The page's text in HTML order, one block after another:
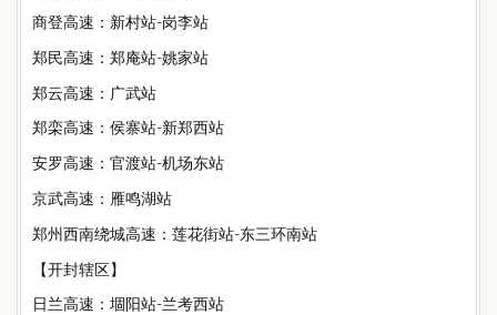
商登高速：新村站-岗李站
郑民高速：郑庵站-姚家站
郑云高速：广武站
郑栾高速：侯寨站-新郑西站
安罗高速：官渡站-机场东站
京武高速：雁鸣湖站
郑州西南绕城高速：莲花街站-东三环南站
【开封辖区】
日兰高速：堌阳站-兰考西站